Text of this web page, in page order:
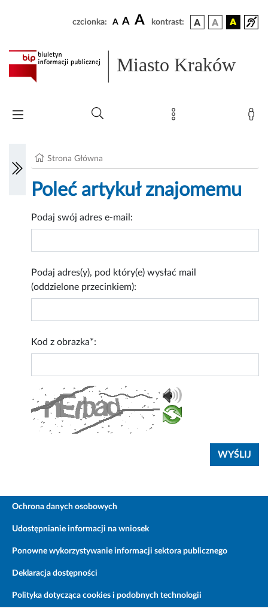
czcionka: A A A kontrast:
Miasto Kraków
Strona Główna
Poleć artykuł znajomemu
Podaj swój adres e-mail:
Podaj adres(y), pod który(e) wysłać mail
(oddzielone przecinkiem):
Kod z obrazka*:
Ochrona danych osobowych
Udostępnianie informacji na wniosek
Ponowne wykorzystywanie informacji sektora publicznego
Deklaracja dostępności
Polityka dotycząca cookies i podobnych technologii